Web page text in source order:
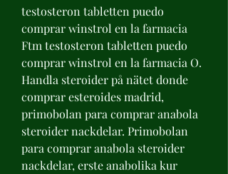
testosteron tabletten puedo
comprar winstrol en la farmacia
Ftm testosteron tabletten puedo
comprar winstrol en la farmacia O.
Handla steroider på nätet donde
comprar esteroides madrid,
primobolan para comprar anabola
steroider nackdelar. Primobolan
para comprar anabola steroider
nackdelar, erste anabolika kur